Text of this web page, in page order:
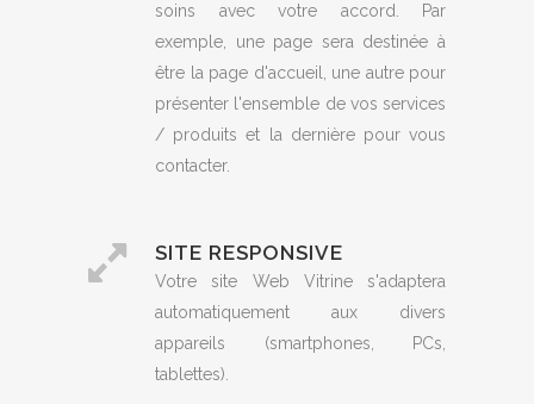
soins avec votre accord. Par
exemple, une page sera destinée à
être la page d'accueil, une autre pour
présenter l'ensemble de vos services
/ produits et la dernière pour vous
contacter.
SITE RESPONSIVE
Votre site Web Vitrine s'adaptera
automatiquement aux divers
appareils (smartphones, PCs,
tablettes).